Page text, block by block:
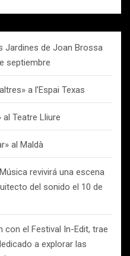
Jardines de Joan Brossa
septiembre
a l’Espai Texas
al Teatre Lliure
al Maldà
revivirá una escena
del sonido el 10 de
con el Festival In-Edit, trae
a explorar las